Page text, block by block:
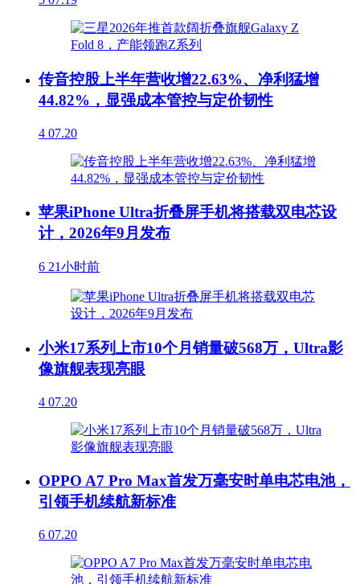
传音控股上半年营收增22.63%、净利猛增
44.82%，显强成本管控与定价韧性
4 07.20
苹果iPhone Ultra折叠屏手机将搭载双电芯设
计，2026年9月发布
6 21小时前
小米17系列上市10个月销量破568万，Ultra影
像旗舰表现亮眼
4 07.20
OPPO A7 Pro Max首发万毫安时单电芯电池，
引领手机续航新标准
6 07.20